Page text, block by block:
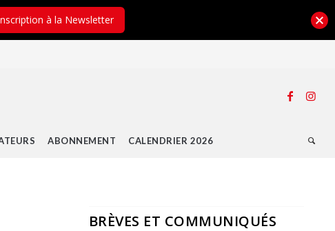
ABONNEMENT CALENDRIER 2026
BRÈVES ET COMMUNIQUÉS
à la Newsletter